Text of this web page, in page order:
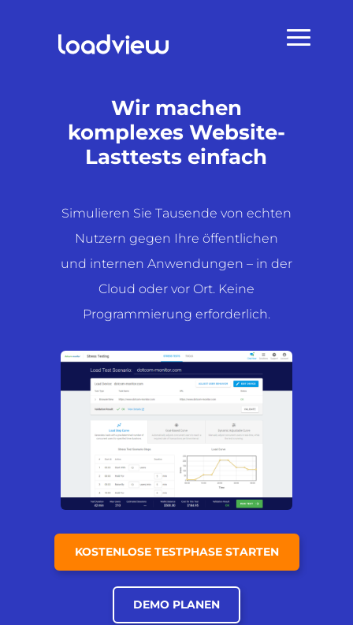
Wir machen
komplexes Website-
Lasttests einfach
Simulieren Sie Tausende von echten
Nutzern gegen Ihre öffentlichen
und internen Anwendungen – in der
Cloud oder vor Ort. Keine
Programmierung erforderlich.
KOSTENLOSE TESTPHASE STARTEN
DEMO PLANEN